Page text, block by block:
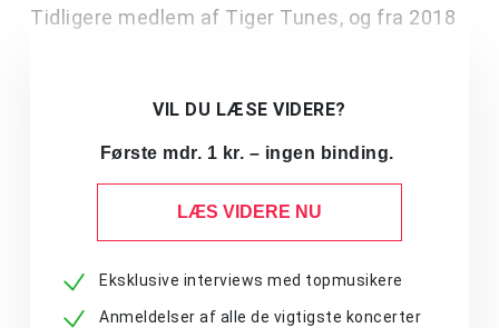
Tidligere medlem af Tiger Tunes, og fra 2018
VIL DU LÆSE VIDERE?
Første mdr. 1 kr. – ingen binding.
LÆS VIDERE NU
Eksklusive interviews med topmusikere
Anmeldelser af alle de vigtigste koncerter